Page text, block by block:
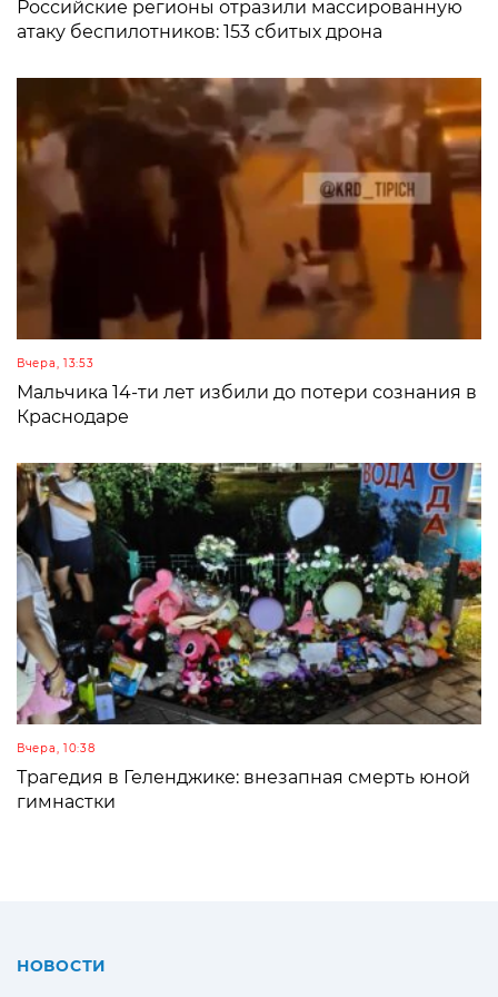
Российские регионы отразили массированную
атаку беспилотников: 153 сбитых дрона
Вчера, 13:53
Мальчика 14-ти лет избили до потери сознания в
Краснодаре
Вчера, 10:38
Трагедия в Геленджике: внезапная смерть юной
гимнастки
НОВОСТИ